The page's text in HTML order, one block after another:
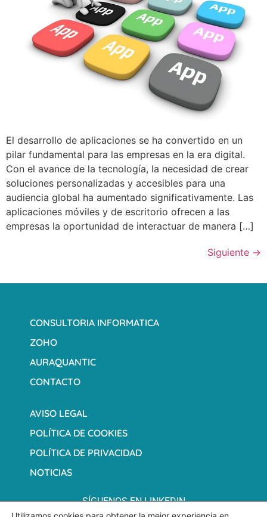
El desarrollo de aplicaciones se ha convertido en un
pilar fundamental para las empresas en la era digital.
Con el avance de la tecnología, la necesidad de crear
soluciones personalizadas y accesibles para una
audiencia global ha aumentado significativamente. Las
aplicaciones móviles y de escritorio ofrecen a las
empresas la oportunidad de interactuar de manera […]
Siguiente →
CONSULTORIA INFORMATICA
ZOHO
AURAQUANTIC
CONTACTO
AVISO LEGAL
POLÍTICA DE COOKIES
POLÍTICA DE PRIVACIDAD
NOTICIAS
SÍGUENOS EN LINKEDIN